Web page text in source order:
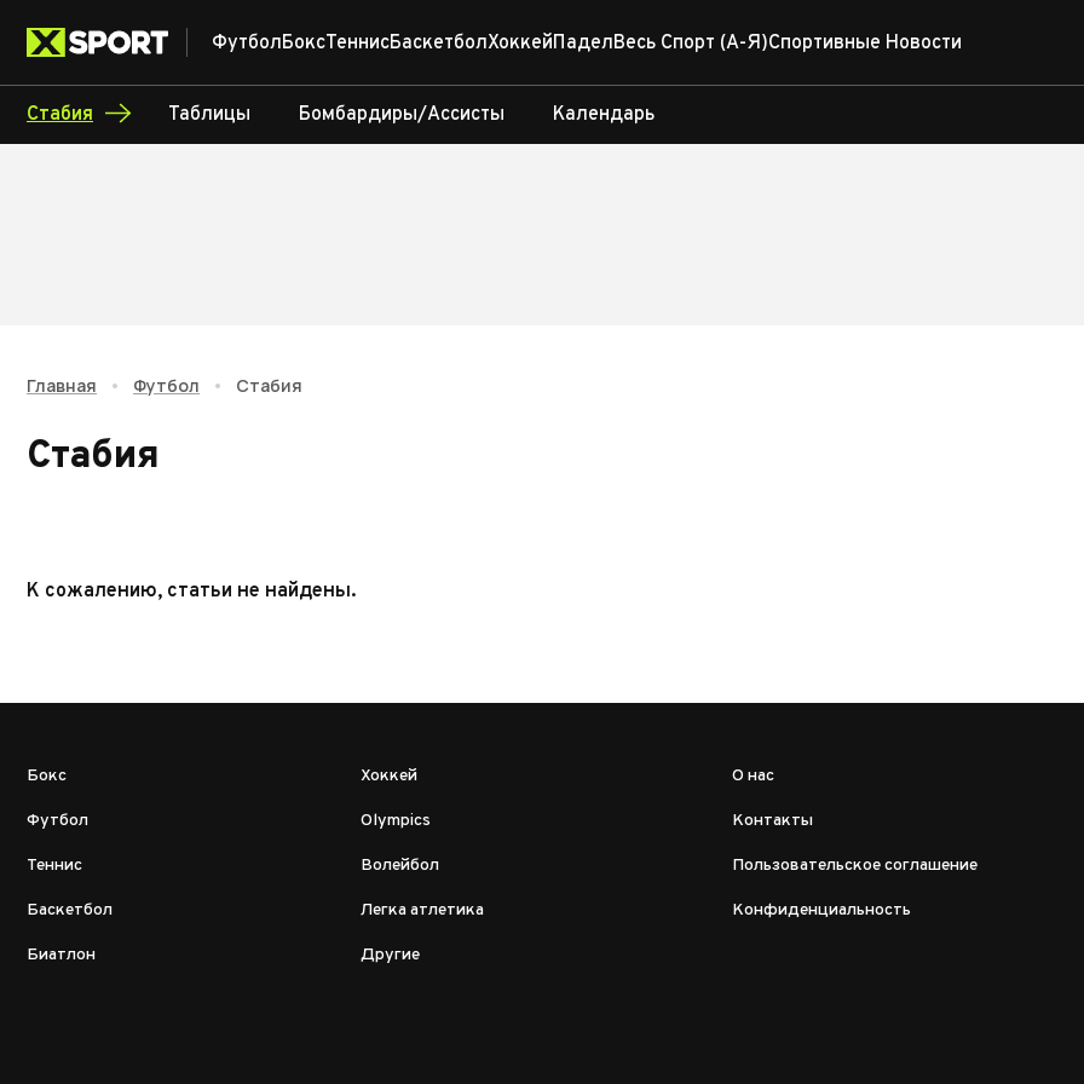
ФутболБоксТеннисБаскетболХоккейПаделВесь Спорт (А-Я)Спортивные Новости
Стабия Таблицы Бомбардиры/Ассисты Календарь
Главная • Футбол • Стабия
Стабия
К сожалению, статьи не найдены.
Бокс
Футбол
Теннис
Баскетбол
Биатлон
Хоккей
Olympics
Волейбол
Легка атлетика
Другие
О нас
Контакты
Пользовательское соглашение
Конфиденциальность